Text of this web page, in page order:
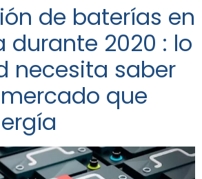
de baterías en
durante 2020 : lo
necesita saber
que